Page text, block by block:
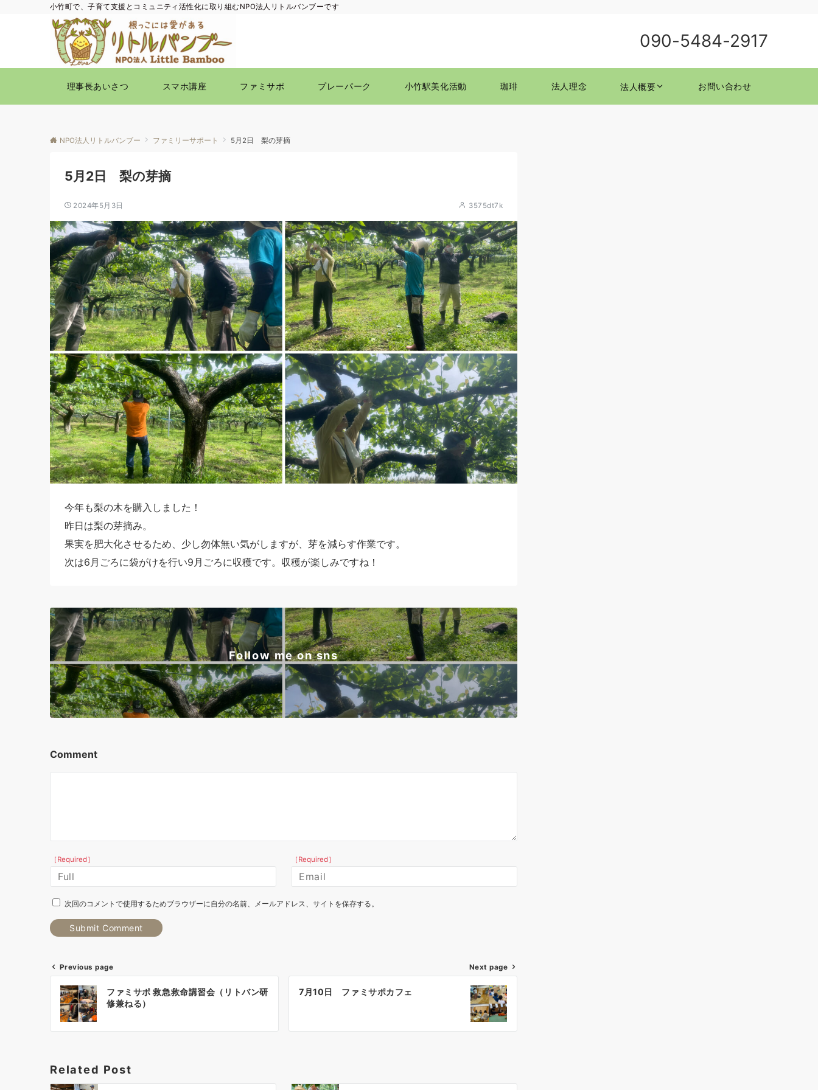
小竹町で、子育て支援とコミュニティ活性化に取り組むNPO法人リトルバンブーです
090-5484-2917
理事長あいさつ スマホ講座 ファミサポ プレーパーク 小竹駅美化活動 珈琲 法人理念 法人概要 お問い合わせ
NPO法人リトルバンブー ファミリーサポート 5月2日 梨の芽摘
5月2日 梨の芽摘
2024年5月3日 3575dt7k
今年も梨の木を購入しました！
昨日は梨の芽摘み。
果実を肥大化させるため、少し勿体無い気がしますが、芽を減らす作業です。
次は6月ごろに袋がけを行い9月ごろに収穫です。収穫が楽しみですね！
Follow me on sns
Comment
［Required］ ［Required］
次回のコメントで使用するためブラウザーに自分の名前、メールアドレス、サイトを保存する。
投
稿
ナ
ゲ
Previous page
ファミサポ 救急救命講習会（リトバン研
修兼ねる）
Next page
7月10日 ファミサポカフェ
Related Post